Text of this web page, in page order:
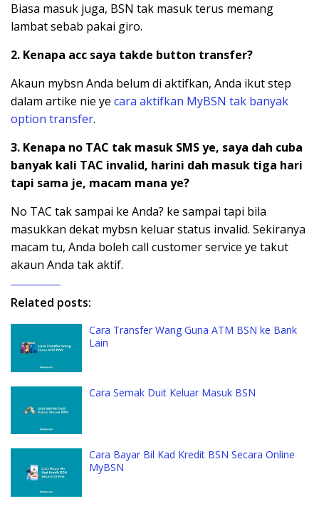
Biasa masuk juga, BSN tak masuk terus memang
lambat sebab pakai giro.
2. Kenapa acc saya takde button transfer?
Akaun mybsn Anda belum di aktifkan, Anda ikut step
dalam artike nie ye cara aktifkan MyBSN tak banyak
option transfer.
3. Kenapa no TAC tak masuk SMS ye, saya dah cuba
banyak kali TAC invalid, harini dah masuk tiga hari
tapi sama je, macam mana ye?
No TAC tak sampai ke Anda? ke sampai tapi bila
masukkan dekat mybsn keluar status invalid. Sekiranya
macam tu, Anda boleh call customer service ye takut
akaun Anda tak aktif.
Related posts:
Cara Transfer Wang Guna ATM BSN ke Bank
Lain
Cara Semak Duit Keluar Masuk BSN
Cara Bayar Bil Kad Kredit BSN Secara Online
MyBSN